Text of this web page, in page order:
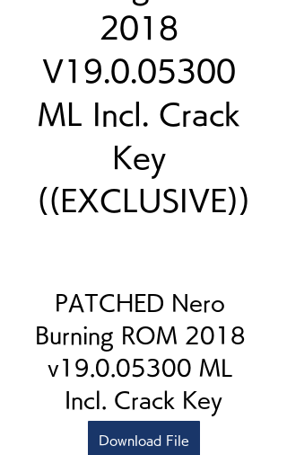
2018
V19.0.05300
ML Incl. Crack
Key
((EXCLUSIVE))
PATCHED Nero
Burning ROM 2018
v19.0.05300 ML
Incl. Crack Key
Download File